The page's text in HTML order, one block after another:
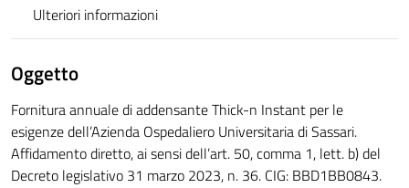
Ulteriori informazioni
Oggetto
Fornitura annuale di addensante Thick-n Instant per le
esigenze dell’Azienda Ospedaliero Universitaria di Sassari.
Affidamento diretto, ai sensi dell’art. 50, comma 1, lett. b) del
Decreto legislativo 31 marzo 2023, n. 36. CIG: BBD1BB0843.